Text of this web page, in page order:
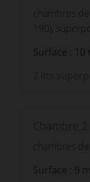
chambres
190),
Surface : 10
Chambre 2
chambres
Surface : 9 m